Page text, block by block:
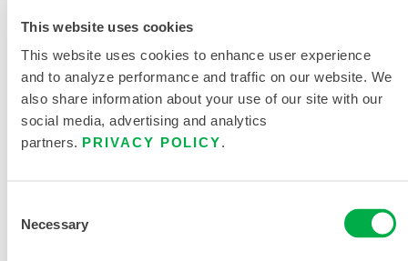
This website uses cookies
This website uses cookies to enhance user experience
and to analyze performance and traffic on our website. We
also share information about your use of our site with our
social media, advertising and analytics
partners. PRIVACY POLICY.
Selection
Necessary
产品资料
MICROMAX 清凉款防护服